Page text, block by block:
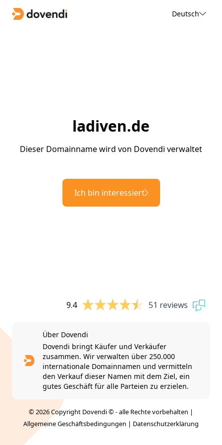
Deutsch
ladiven.de
Dieser Domainname wird von Dovendi verwaltet
Ich bin interessiert
9.4 51 reviews
Über Dovendi
Dovendi bringt Käufer und Verkäufer
zusammen. Wir verwalten über 250.000
internationale Domainnamen und vermitteln
den Verkauf dieser Namen mit dem Ziel, ein
gutes Geschäft für alle Parteien zu erzielen.
© 2026 Copyright Dovendi © - alle Rechte vorbehalten |
Allgemeine Geschäftsbedingungen | Datenschutzerklärung